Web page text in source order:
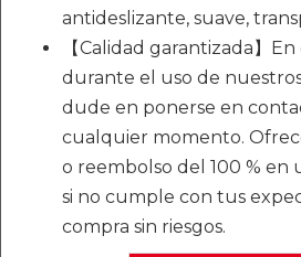
antideslizante, suave,
【Calidad garantizada】
durante el uso de
dude en ponerse en
cualquier momento.
o reembolso del 100 % en
si no cumple con tus
compra sin riesgos.